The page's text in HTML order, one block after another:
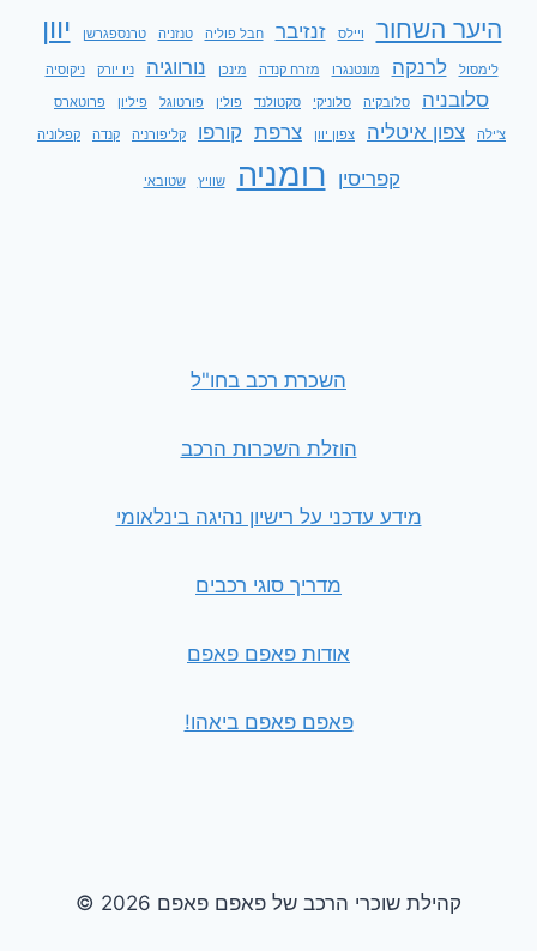
היער השחור ויילס זנזיבר חבל פוליה טנזניה טרנספגרשן יוון
לימסול לרנקה מונטנגרו מזרח קנדה מינכן נורווגיה ניו יורק ניקוסיה
סלובניה סלובקיה סלוניקי סקטולנד פולין פורטוגל פיליון פרוטארס
צ'ילה צפון איטליה צפון יוון צרפת קורפו קליפורניה קנדה קפלוניה
קפריסין רומניה שוויץ שטובאי
השכרת רכב בחו"ל
הוזלת השכרות הרכב
מידע עדכני על רישיון נהיגה בינלאומי
מדריך סוגי רכבים
אודות פאפם פאפם
פאפם פאפם ביאהו!
© 2026 קהילת שוכרי הרכב של פאפם פאפם